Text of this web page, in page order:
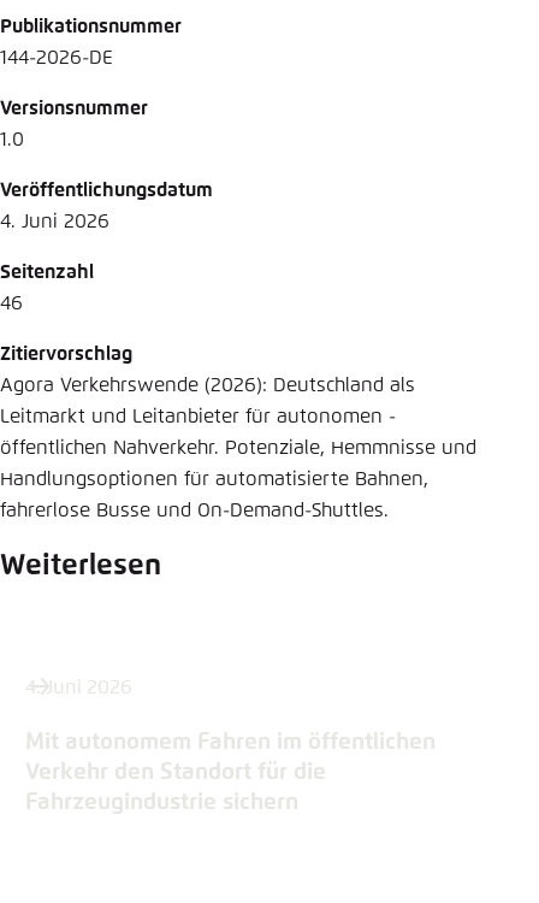
Publikationsnummer
144-2026-DE
Versionsnummer
1.0
Veröffentlichungsdatum
4. Juni 2026
Seitenzahl
46
Zitiervorschlag
Agora Verkehrswende (2026): Deutschland als
Leitmarkt und ­Leitanbieter für autonomen ­
öffentlichen Nahverkehr. Potenziale, Hemmnisse und
Handlungsoptionen für automatisierte Bahnen,
fahrerlose Busse und On-­Demand-Shuttles.
Weiterlesen
4. Juni 2026
Mit autonomem Fahren im öffentlichen
Verkehr den Standort für die
Fahrzeugindustrie sichern